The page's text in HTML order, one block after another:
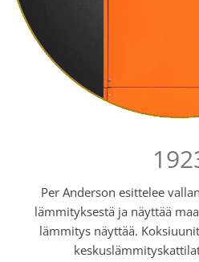
Per Anderson esittelee
lämmityksestä ja näyttää
lämmitys näyttää.